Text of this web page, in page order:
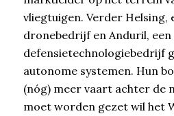
vliegtuigen. Verder Helsing,
dronebedrijf en Anduril, een
defensietechnologiebedrijf
autonome systemen. Hun
(nóg) meer vaart achter de
moet worden gezet wil het